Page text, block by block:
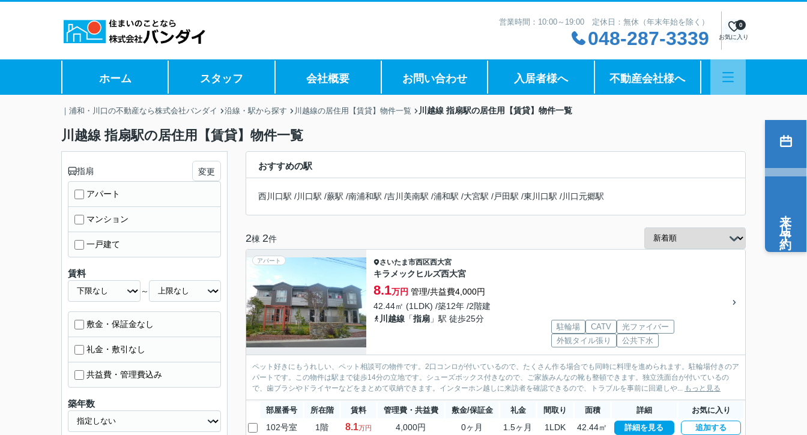
営業時間：10:00～19:00 定休日：無休（年末年始を除く）
048-287-3339 お気に入り
0
ホーム スタッフ 会社概要 お問い合わせ 入居者様へ 不動産会社様へ
｜浦和・川口の不動産なら株式会社バンダイ 沿線・駅から探す 川越線の居住用【賃貸】物件一覧 川越線 指扇駅の居住用【賃貸】物件一覧
川越線 指扇駅の居住用【賃貸】物件一覧
おすすめの駅
西川口駅 /川口駅 /蕨駅 /南浦和駅 /吉川美南駅 /浦和駅 /大宮駅 /戸田駅 /東川口駅 /川口元郷駅
2棟 2件
アパート さいたま市西区西大宮
キラメックヒルズ西大宮
8.1万円 管理/共益費4,000円
42.44㎡ (1LDK) /築12年 /2階建
川越線 「指扇 」駅 徒歩25分
駐輪場 CATV
光ファイバー
外観タイル張り
公共下水
ペット好きにもうれしい、ペット相談可の物件です。2口コンロが付いているので、たくさん作る場合でも同時に料理を進められます。駐輪場付きのア
パートです。この物件は駅まで徒歩14分の立地です。シューズボックス付きなので、ご家族みんなの靴も整頓できます。独立洗面台が付いているの
で、歯ブラシやドライヤーなどをまとめて収納できます。インターホン越しに来訪者を確認できるので、トラブルを事前に回避しや... もっと見る
部屋番号 所在階 賃料 管理費・共益費 敷金/保証金 礼金 間取り 面積 詳細 お気に入り
102号室 1階 8.1万円 4,000円 0ヶ月 1.5ヶ月 1LDK 42.44㎡ 詳細を見る 追加する
指扇 変更
アパート
マンション
一戸建て
賃料
～
敷金・保証金なし
礼金・敷引なし
共益費・管理費込み
築年数
来店予約